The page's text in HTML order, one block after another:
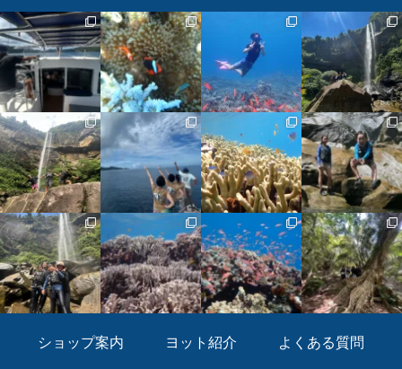
ショップ案内 ヨット紹介 よくある質問